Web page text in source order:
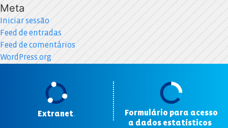
Meta
Iniciar sessão
Feed de entradas
Feed de comentários
WordPress.org
Extranet.
Formulário para acesso
a dados estatísticos